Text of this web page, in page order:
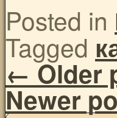
Posted in
Tagged
←Older
Newer